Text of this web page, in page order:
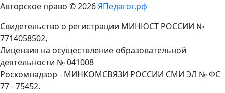
Авторское право © 2026ЯПедагог.рф
Свидетельство о регистрации МИНЮСТ РОССИИ №
7714058502,
Лицензия на осуществление образовательной
деятельности № 041008
Роскомнадзор - МИНКОМСВЯЗИ РОССИИ СМИ ЭЛ № ФС
77 - 75452.